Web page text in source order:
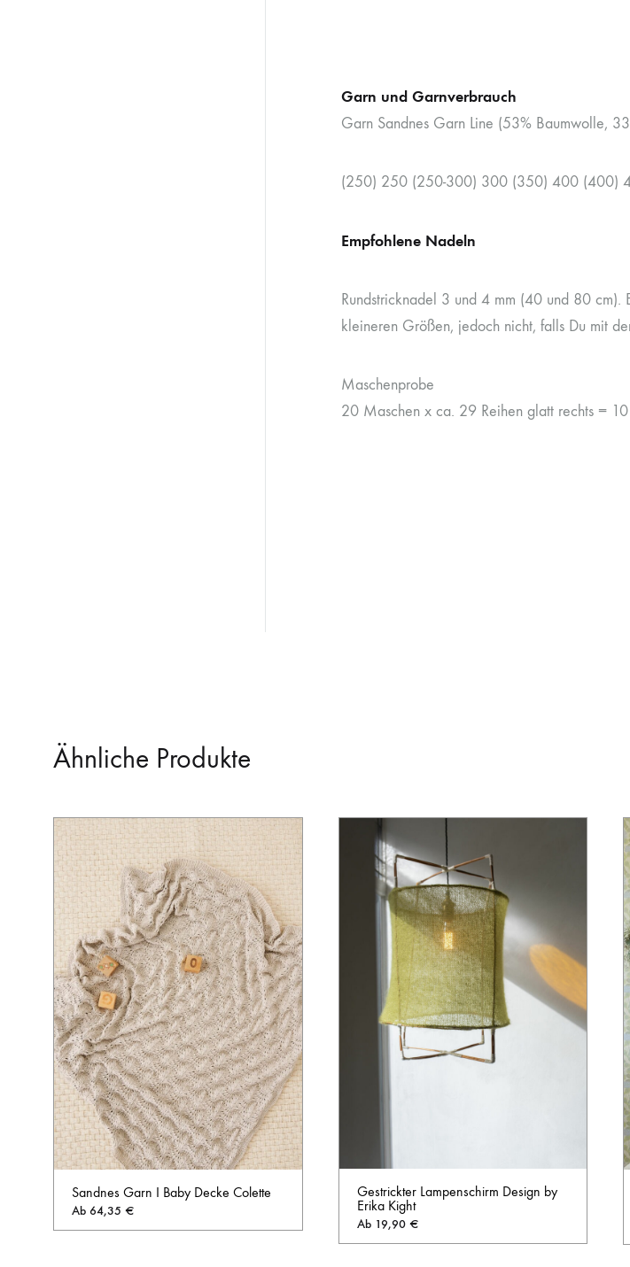
Garn und Garnverbrauch
Garn Sandnes Garn Line (53% Baumwolle,
(250) 250 (250-300) 300 (350) 400 (400)
Empfohlene Nadeln
Rundstricknadel 3 und 4 mm (40 und 80
kleineren Größen, jedoch nicht, falls Du mit
Maschenprobe
20 Maschen x ca. 29 Reihen glatt rechts =
Ähnliche Produkte
Sandnes Garn I Baby Decke Colette
Ab 64,35 €
Gestrickter Lampenschirm Design by
Erika Kight
Ab 19,90 €